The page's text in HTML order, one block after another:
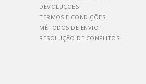
DEVOLUÇÕES
TERMOS E CONDIÇÕES
MÉTODOS DE ENVIO
RESOLUÇÃO DE CONFLITOS